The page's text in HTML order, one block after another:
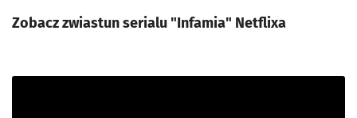
Zobacz zwiastun serialu "Infamia" Netflixa